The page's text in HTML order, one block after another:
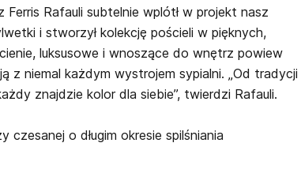
Rafauli subtelnie wplótł w projekt nasz
i stworzył kolekcję pościeli w pięknych,
luksusowe i wnoszące do wnętrz powiew
z niemal każdym wystrojem sypialni. „Od tradycji
znajdzie kolor dla siebie”, twierdzi Rafauli.
czesanej o długim okresie spilśniania